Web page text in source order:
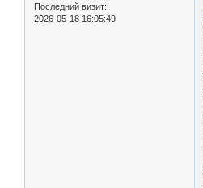
Последний визит:
2026-05-18 16:05:49